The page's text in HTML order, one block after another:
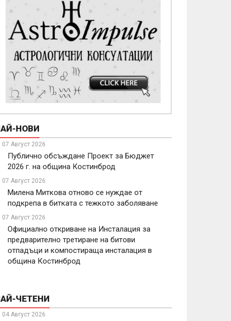
НОВИ
07 Август 2026
Публично обсъждане Проект за Бюджет
2026 г. на община Костинброд
07 Август 2026
Милена Миткова отново се нуждае от
подкрепа в битката с тежкото заболяване
07 Август 2026
Официално откриване на Инсталация за
предварително третиране на битови
отпадъци и компостираща инсталация в
община Костинброд
ЧЕТЕНИ
04 Август 2026